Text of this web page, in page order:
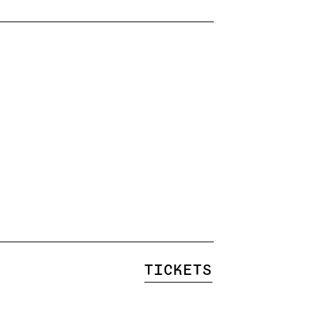
Tickets